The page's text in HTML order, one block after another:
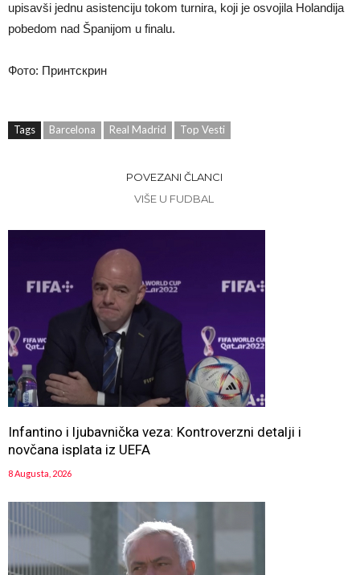
upisavši jednu asistenciju tokom turnira, koji je osvojila Holandija
pobedom nad Španijom u finalu.
Фото: Принтскрин
Tags Barcelona Real Madrid Top Vesti
POVEZANI ČLANCI
VIŠE U FUDBAL
Infantino i ljubavnička veza: Kontroverzni detalji i
novčana isplata iz UEFA
8 Augusta, 2026